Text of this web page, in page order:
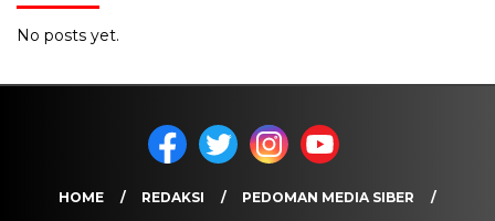
No posts yet.
HOME REDAKSI
PEDOMAN MEDIA SIBER